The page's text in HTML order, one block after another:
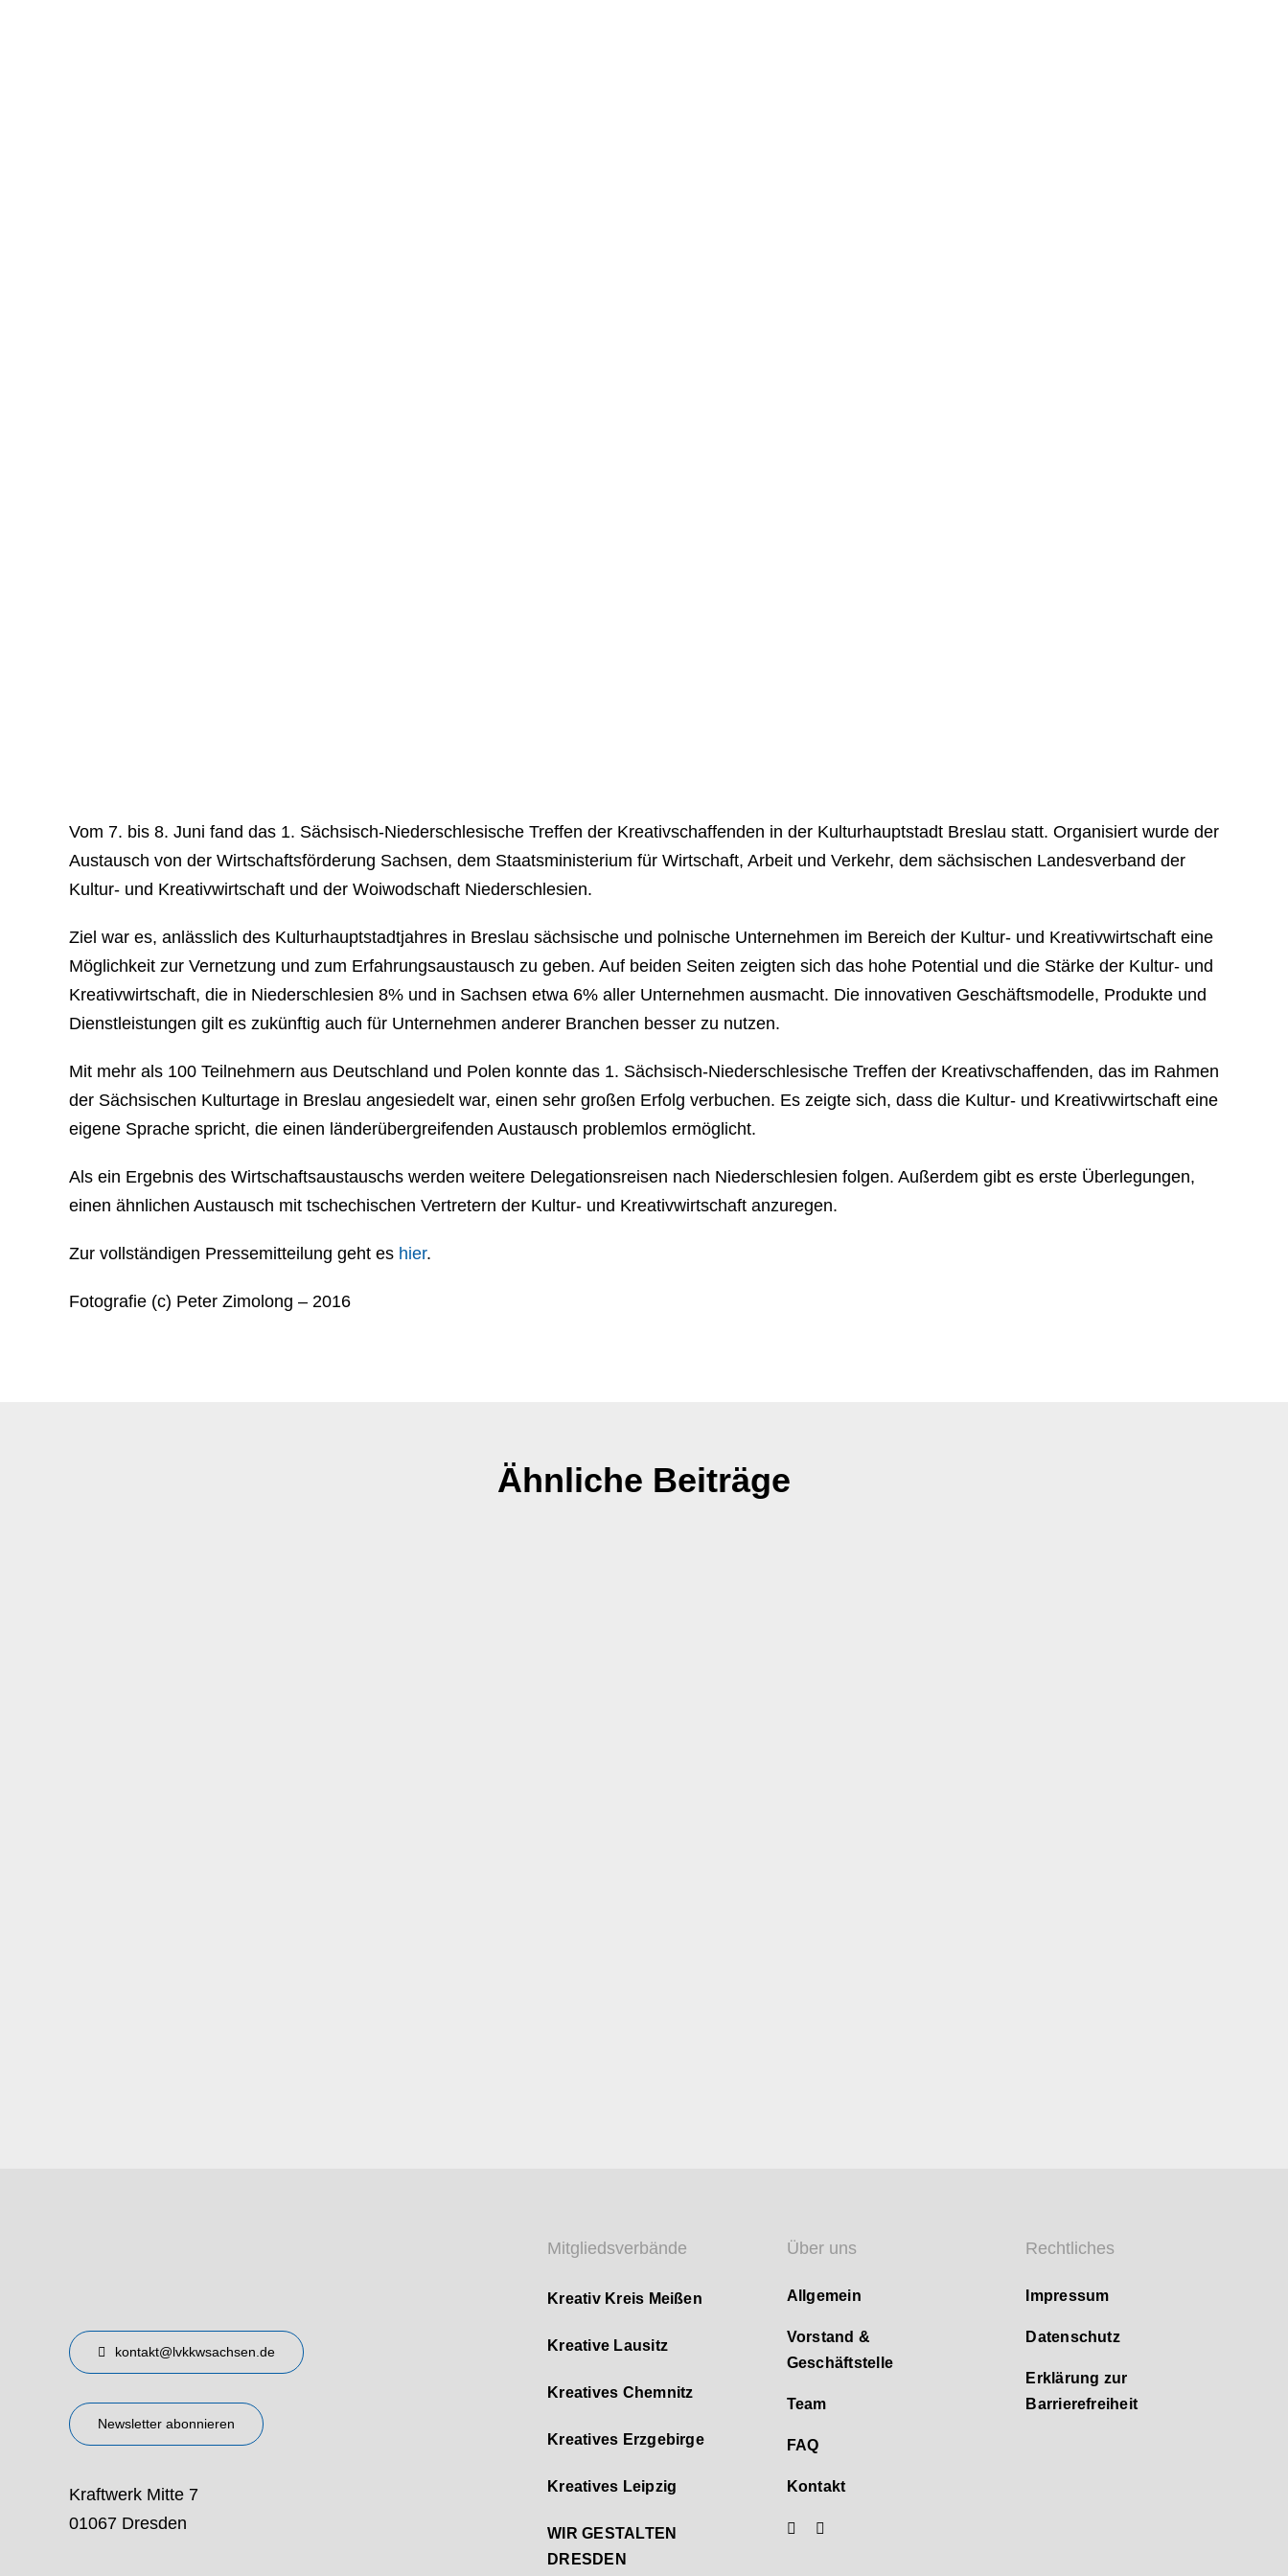
Vom 7. bis 8. Juni fand das 1. Sächsisch-Niederschlesische Treffen der Kreativschaffenden in der Kulturhauptstadt Breslau statt. Organisiert wurde der
Austausch von der Wirtschaftsförderung Sachsen, dem Staatsministerium für Wirtschaft, Arbeit und Verkehr, dem sächsischen Landesverband der
Kultur- und Kreativwirtschaft und der Woiwodschaft Niederschlesien.
Ziel war es, anlässlich des Kulturhauptstadtjahres in Breslau sächsische und polnische Unternehmen im Bereich der Kultur- und Kreativwirtschaft eine
Möglichkeit zur Vernetzung und zum Erfahrungsaustausch zu geben. Auf beiden Seiten zeigten sich das hohe Potential und die Stärke der Kultur- und
Kreativwirtschaft, die in Niederschlesien 8% und in Sachsen etwa 6% aller Unternehmen ausmacht. Die innovativen Geschäftsmodelle, Produkte und
Dienstleistungen gilt es zukünftig auch für Unternehmen anderer Branchen besser zu nutzen.
Mit mehr als 100 Teilnehmern aus Deutschland und Polen konnte das 1. Sächsisch-Niederschlesische Treffen der Kreativschaffenden, das im Rahmen
der Sächsischen Kulturtage in Breslau angesiedelt war, einen sehr großen Erfolg verbuchen. Es zeigte sich, dass die Kultur- und Kreativwirtschaft eine
eigene Sprache spricht, die einen länderübergreifenden Austausch problemlos ermöglicht.
Als ein Ergebnis des Wirtschaftsaustauschs werden weitere Delegationsreisen nach Niederschlesien folgen. Außerdem gibt es erste Überlegungen,
einen ähnlichen Austausch mit tschechischen Vertretern der Kultur- und Kreativwirtschaft anzuregen.
Zur vollständigen Pressemitteilung geht es hier.
Fotografie (c) Peter Zimolong – 2016
Ähnliche Beiträge
kontakt@lvkkwsachsen.de
Newsletter abonnieren
Kraftwerk Mitte 7
01067 Dresden
Mitgliedsverbände
Kreativ Kreis Meißen
Kreative Lausitz
Kreatives Chemnitz
Kreatives Erzgebirge
Kreatives Leipzig
WIR GESTALTEN
DRESDEN
Über uns
Allgemein
Vorstand &
Geschäftstelle
Team
FAQ
Kontakt
Rechtliches
Impressum
Datenschutz
Erklärung zur
Barrierefreiheit